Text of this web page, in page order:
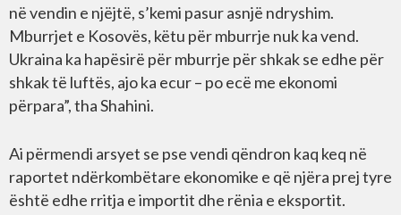
në vendin e njëjtë, s’kemi pasur asnjë ndryshim.
Mburrjet e Kosovës, këtu për mburrje nuk ka vend.
Ukraina ka hapësirë për mburrje për shkak se edhe për
shkak të luftës, ajo ka ecur – po ecë me ekonomi
përpara”, tha Shahini.
Ai përmendi arsyet se pse vendi qëndron kaq keq në
raportet ndërkombëtare ekonomike e që njëra prej tyre
është edhe rritja e importit dhe rënia e eksportit.